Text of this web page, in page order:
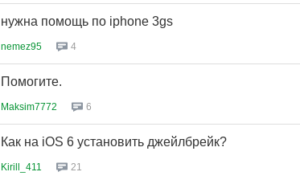
нужна помощь по iphone 3gs
nemez95 4
Помогите.
Maksim7772 6
Как на iOS 6 установить джейлбрейк?
Kirill_411 21